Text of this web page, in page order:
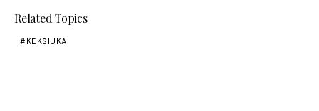
Related Topics
KEKSIUKAI